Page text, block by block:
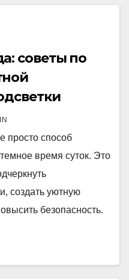
советы по
просто способ
время суток. Это
создать уютную
безопасность.